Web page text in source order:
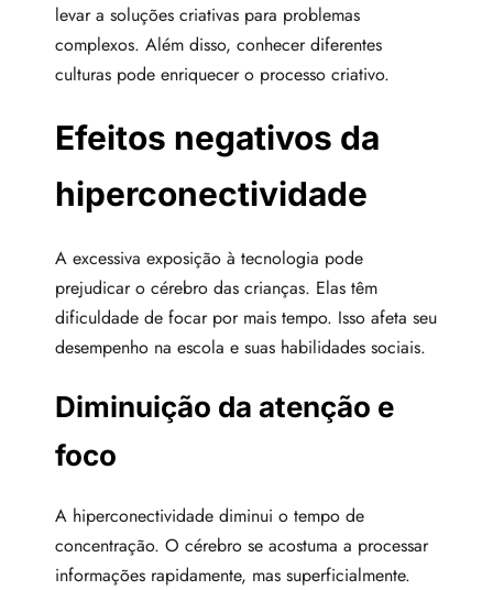
levar a soluções criativas para problemas
complexos. Além disso, conhecer diferentes
culturas pode enriquecer o processo criativo.
Efeitos negativos da
hiperconectividade
A excessiva exposição à tecnologia pode
prejudicar o cérebro das crianças. Elas têm
dificuldade de focar por mais tempo. Isso afeta seu
desempenho na escola e suas habilidades sociais.
Diminuição da atenção e
foco
A hiperconectividade diminui o tempo de
concentração. O cérebro se acostuma a processar
informações rapidamente, mas superficialmente.